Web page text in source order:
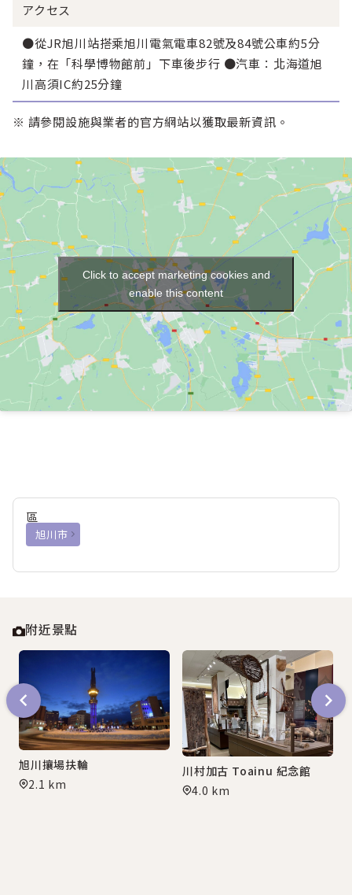
アクセス
●從JR旭川站搭乘旭川電氣電車82號及84號公車約5分
鐘，在「科學博物館前」下車後步行 ●汽車：北海道旭
川高須IC約25分鐘
※ 請參閱設施與業者的官方網站以獲取最新資訊。
Click to accept marketing cookies and
enable this content
區
旭川市
附近景點
旭川攘場扶輪
2.1 km
川村加古 Toainu 紀念館
4.0 km